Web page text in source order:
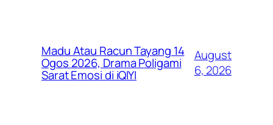
Madu Atau Racun Tayang 14
Ogos 2026, Drama Poligami
Sarat Emosi di iQIYI
August
6, 2026